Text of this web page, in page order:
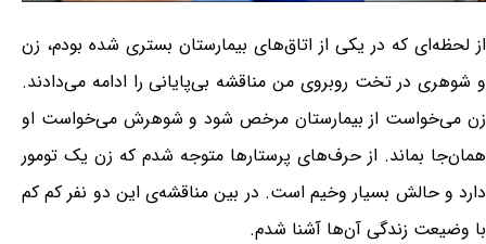
از لحظه‌ای که در یکی از اتاق‌های بیمارستان بستری شده بودم، زن
و شوهری در تخت روبروی من مناقشه بی‌پایانی را ادامه می‌دادند.
زن می‌خواست از بیمارستان مرخص شود و شوهرش می‌خواست او
همان‌جا بماند. از حرف‌های پرستارها متوجه شدم که زن یک تومور
دارد و حالش بسیار وخیم است. در بین مناقشه‌ی این دو نفر کم کم
با وضیعت زندگی آن‌ها آشنا شدم.